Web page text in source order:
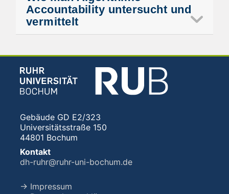
Accountability untersucht und
vermittelt
Gebäude GD E2/323
Universitätsstraße 150
44801 Bochum
Kontakt
dh-ruhr@ruhr-uni-bochum.de
→ Impressum